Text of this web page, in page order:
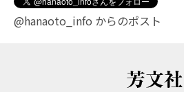
@hanaoto_info からのポスト